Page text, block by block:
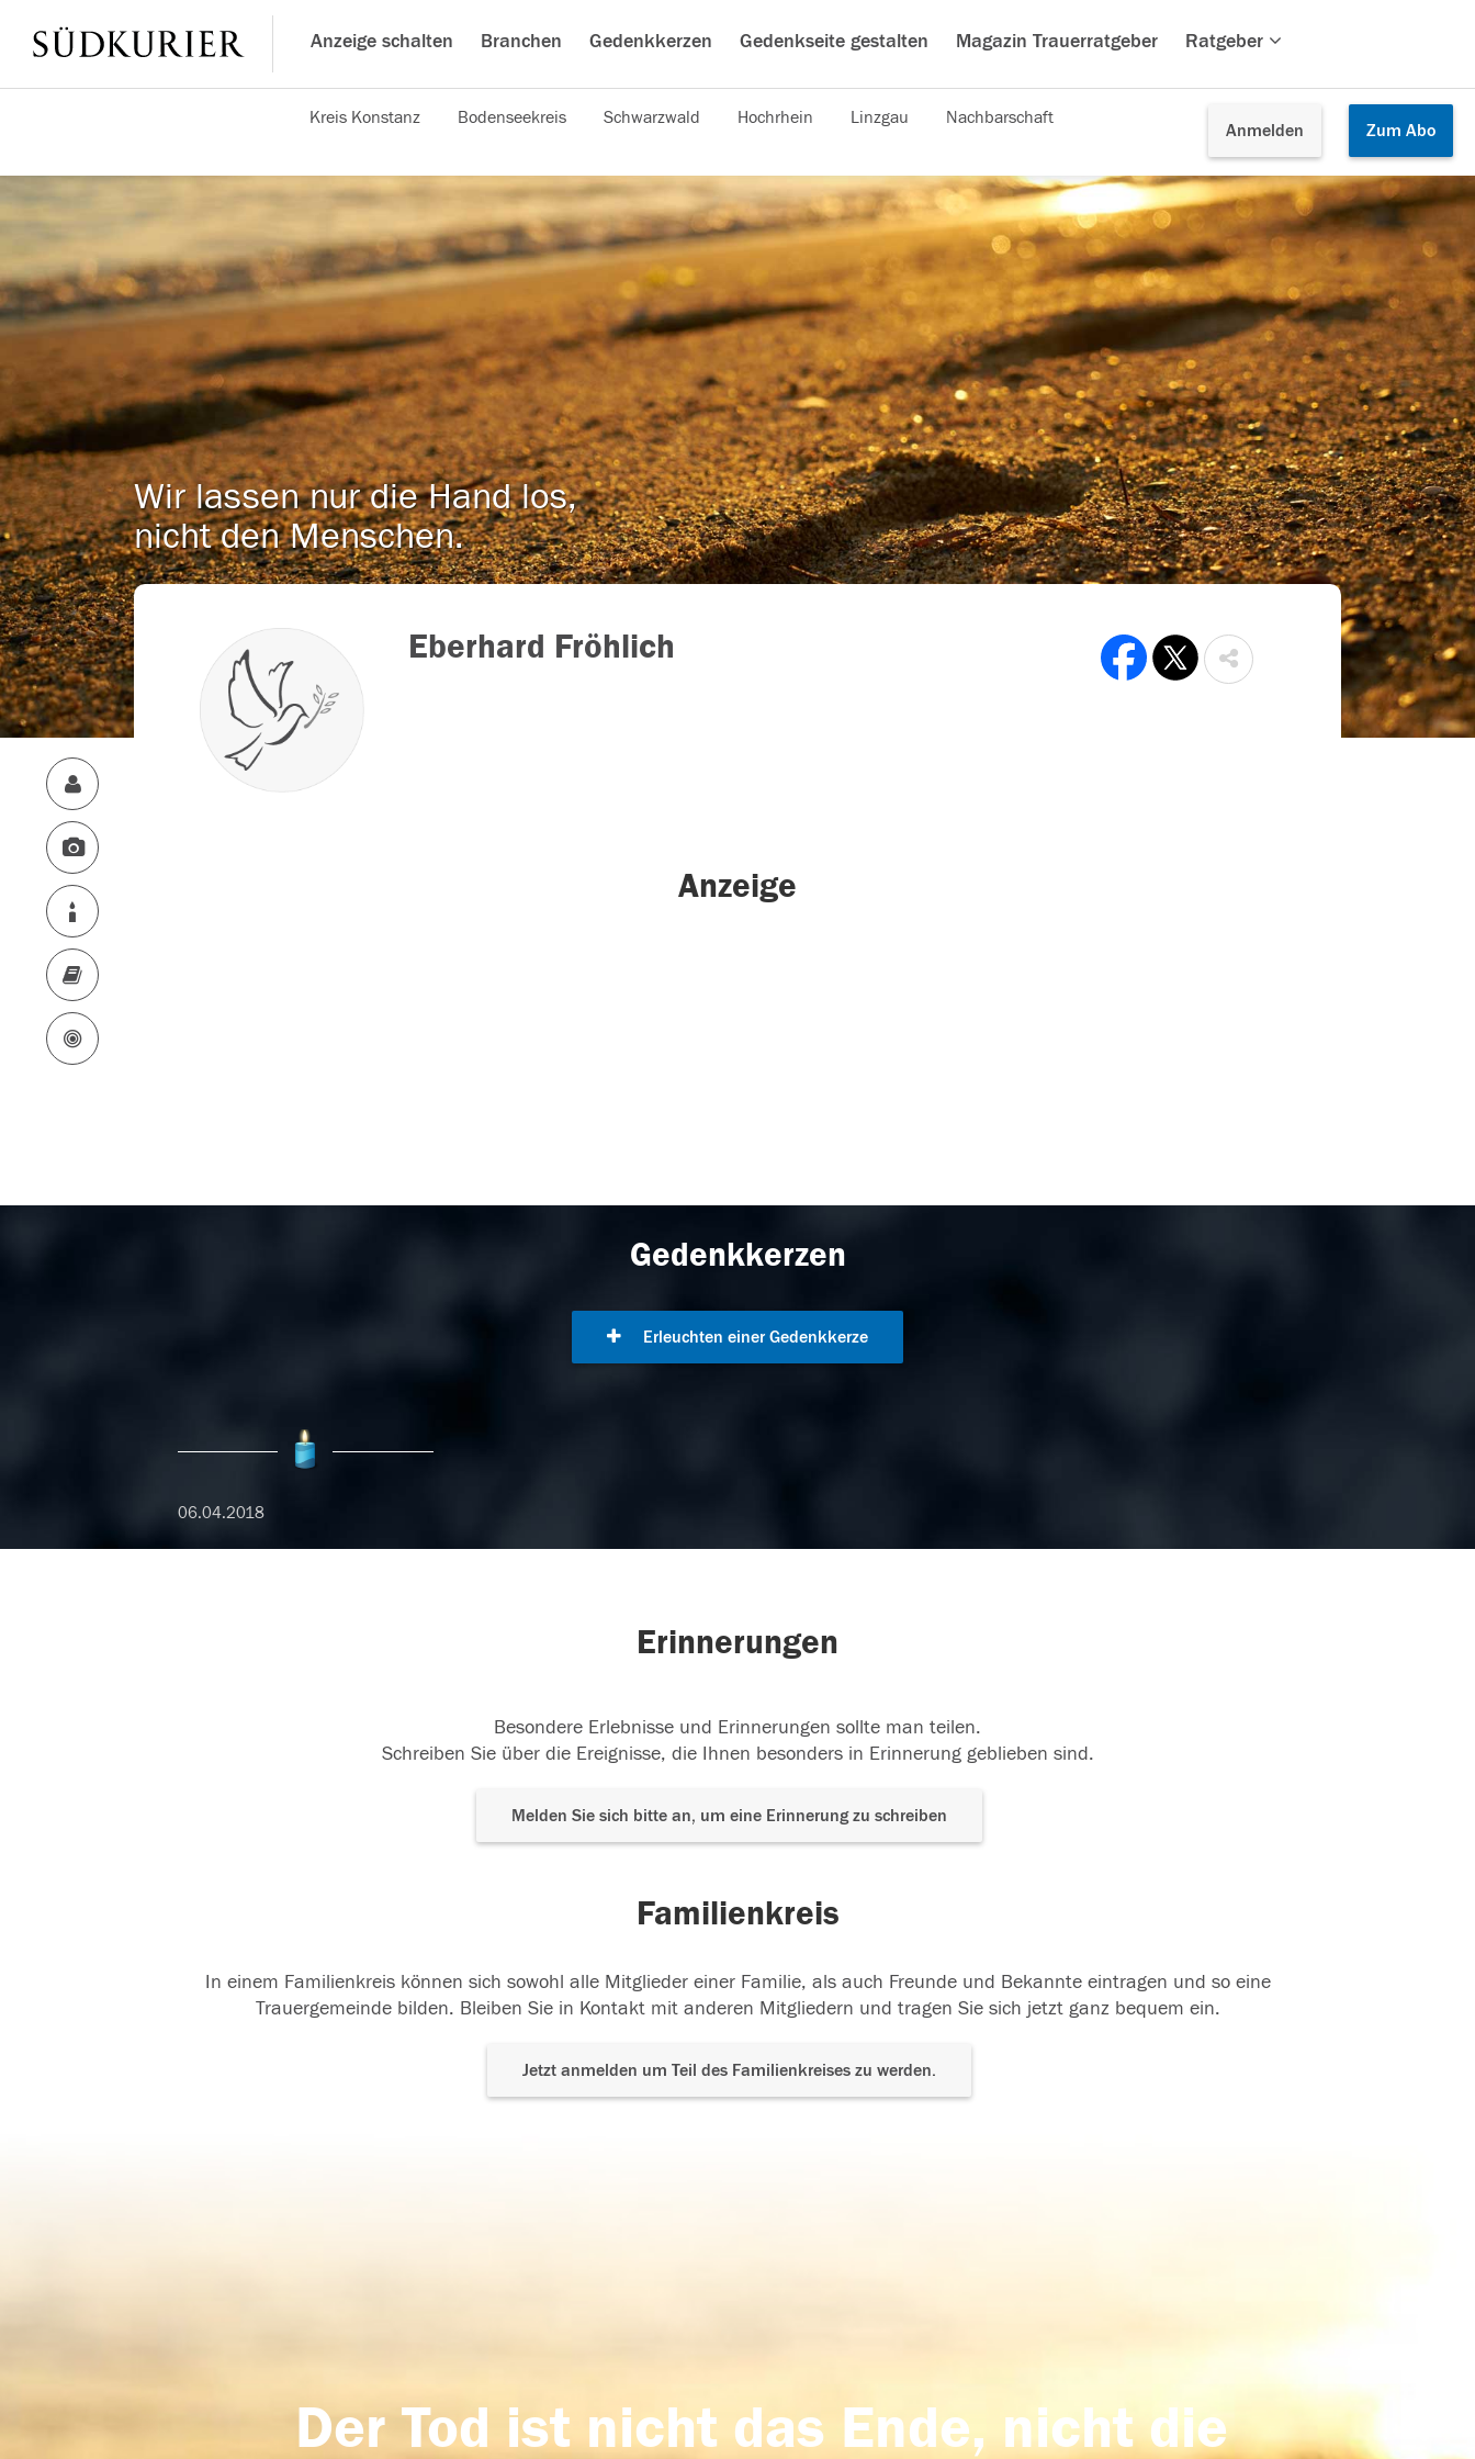
Anzeige schalten Branchen Gedenkkerzen Gedenkseite gestalten Magazin Trauerratgeber Ratgeber
Anmelden Zum Abo
Kreis Konstanz Bodenseekreis Schwarzwald Hochrhein Linzgau Nachbarschaft
Wir lassen nur die Hand los,
nicht den Menschen.
Eberhard Fröhlich
Anzeige
Gedenkkerzen
Erleuchten einer Gedenkkerze
06.04.2018
Erinnerungen
Besondere Erlebnisse und Erinnerungen sollte man teilen.
Schreiben Sie über die Ereignisse, die Ihnen besonders in Erinnerung geblieben sind.
Melden Sie sich bitte an, um eine Erinnerung zu schreiben
Familienkreis
In einem Familienkreis können sich sowohl alle Mitglieder einer Familie, als auch Freunde und Bekannte eintragen und so eine
Trauergemeinde bilden. Bleiben Sie in Kontakt mit anderen Mitgliedern und tragen Sie sich jetzt ganz bequem ein.
Jetzt anmelden um Teil des Familienkreises zu werden.
Der Tod ist nicht das Ende, nicht die